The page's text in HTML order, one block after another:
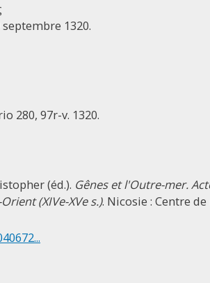
1320.
280, 97r-v. 1320.
(éd.). Gênes et l'Outre-mer.
(XIVe-XVe s.). Nicosie : Centre